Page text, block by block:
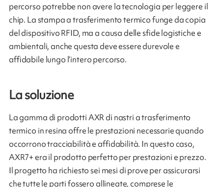
percorso potrebbe non avere la tecnologia per leggere il
chip. La stampa a trasferimento termico funge da copia
del dispositivo RFID, ma a causa delle sfide logistiche e
ambientali, anche questa deve essere durevole e
affidabile lungo l’intero percorso.
La soluzione
La gamma di prodotti AXR di nastri a trasferimento
termico in resina offre le prestazioni necessarie quando
occorrono tracciabilità e affidabilità. In questo caso,
AXR7+ era il prodotto perfetto per prestazioni e prezzo.
Il progetto ha richiesto sei mesi di prove per assicurarsi
che tutte le parti fossero allineate, comprese le